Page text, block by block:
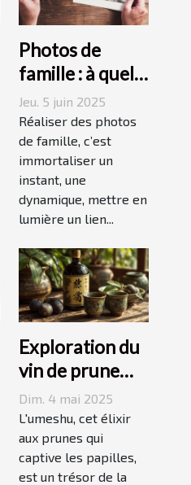
Photos de
famille : à quel
photographe
confier cette
tâche à
Grenoble ?
Jeu. 5 juin 2025
Réaliser des photos
de famille, c’est
immortaliser un
instant, une
dynamique, mettre en
lumière un lien...
Exploration du
vin de prune
umeshu :
origines,
saveurs et
accords
Dim. 4 mai 2025
L'umeshu, cet élixir
aux prunes qui
captive les papilles,
est un trésor de la